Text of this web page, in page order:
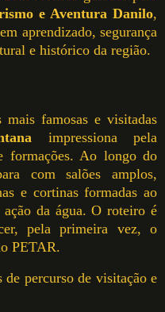
e Aventura Danilo,
aprendizado, segurança
e histórico da região.
mais famosas e visitadas
impressiona pela
formações. Ao longo do
com salões amplos,
e cortinas formadas ao
da água. O roteiro é
pela primeira vez, o
PETAR.
percurso de visitação e